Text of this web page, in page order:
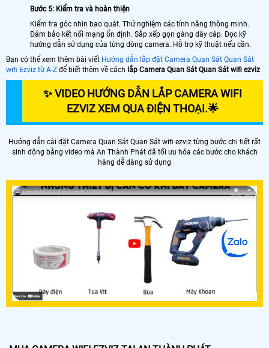
Bước 5: Kiểm tra và hoàn thiện
Kiểm tra góc nhìn bao quát. Thử nghiệm các tính năng thông minh.
Đảm bảo kết nối mạng ổn định. Sắp xếp gọn gàng dây cáp. Đọc kỹ
hướng dẫn sử dụng của từng dòng camera. Hỗ trợ kỹ thuật nếu cần.
Bạn có thể xem thêm bài viết Hướng dẫn lắp đặt Camera Quan Sát Quan Sát
wifi Ezviz từ A-Z để biết thêm về cách lắp Camera Quan Sát Quan Sát wifi ezviz
✨ VIDEO HƯỚNG DẪN LẮP CAMERA WIFI
EZVIZ XEM QUA ĐIỆN THOẠI.️🌟
Hướng dẫn cài đặt Camera Quan Sát Quan Sát wifi ezviz từng bước chi tiết rất
sinh động bằng video mà An Thành Phát đã tối ưu hóa các bước cho khách
hàng dễ dàng sử dụng